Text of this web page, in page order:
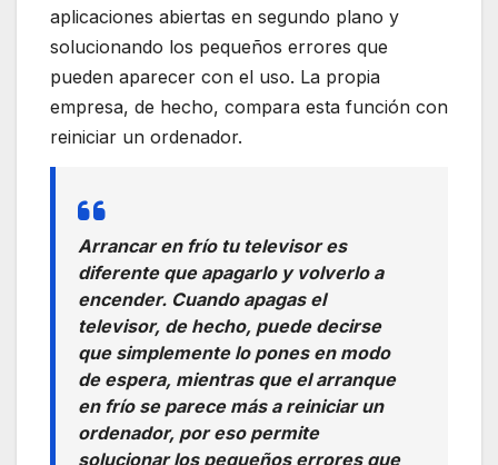
aplicaciones abiertas en segundo plano y
solucionando los pequeños errores que
pueden aparecer con el uso. La propia
empresa, de hecho, compara esta función con
reiniciar un ordenador.
Arrancar en frío tu televisor es
diferente que apagarlo y volverlo a
encender. Cuando apagas el
televisor, de hecho, puede decirse
que simplemente lo pones en modo
de espera, mientras que el arranque
en frío se parece más a reiniciar un
ordenador, por eso permite
solucionar los pequeños errores que